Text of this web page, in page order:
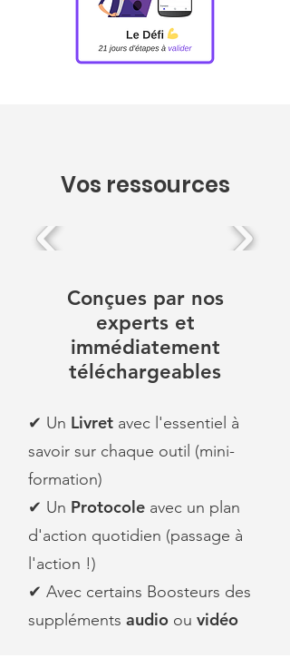
Vos ressources
Conçues par nos
experts et
immédiatement
téléchargeables
✔︎ Un Livret avec l'essentiel à
savoir sur chaque outil (mini-
formation)
✔︎ Un Protocole avec un plan
d'action quotidien (passage à
l'action !)
✔︎ Avec certains Boosteurs des
suppléments audio ou vidéo